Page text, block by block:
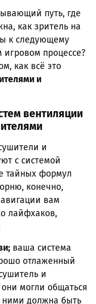
путь, где
как зритель на
к следующему
процессе?
как всё это
и
вентиляции
и
с системой
тайных формул
конечно,
вам
лайфхаков,
ваша система
отлаженный
и
могли общаться
должна быть